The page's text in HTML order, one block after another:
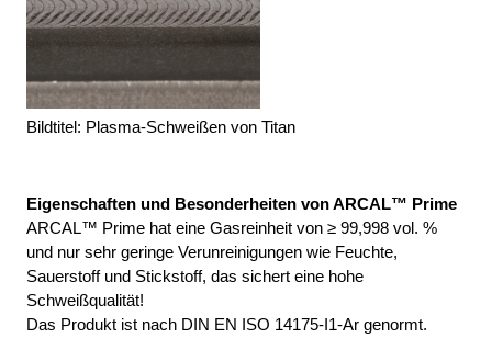
Bildtitel: Plasma-Schweißen von Titan
Eigenschaften und Besonderheiten von ARCAL™ Prime
ARCAL™ Prime hat eine Gasreinheit von ≥ 99,998 vol. %
und nur sehr geringe Verunreinigungen wie Feuchte,
Sauerstoff und Stickstoff, das sichert eine hohe
Schweißqualität!
Das Produkt ist nach DIN EN ISO 14175-I1-Ar genormt.